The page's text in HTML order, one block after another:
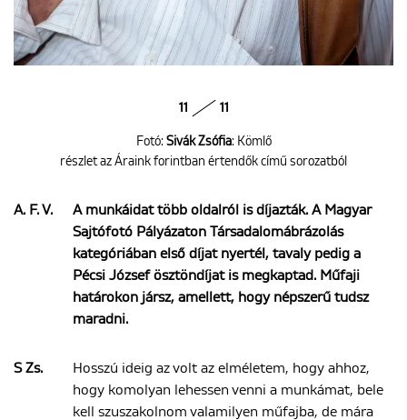
11 11
Fotó: Sivák Zsófia: Kömlő
részlet az Áraink forintban értendők című sorozatból
A. F. V.
A munkáidat több oldalról is díjazták. A Magyar
Sajtófotó Pályázaton Társadalomábrázolás
kategóriában első díjat nyertél, tavaly pedig a
Pécsi József ösztöndíjat is megkaptad. Műfaji
határokon jársz, amellett, hogy népszerű tudsz
maradni.
S Zs.
Hosszú ideig az volt az elméletem, hogy ahhoz,
hogy komolyan lehessen venni a munkámat, bele
kell szuszakolnom valamilyen műfajba, de mára